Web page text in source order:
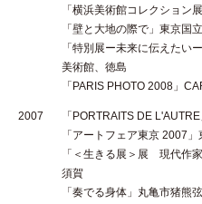
「横浜美術館コレクション
「壁と大地の際で」東京国
「特別展ー未来に伝えたい
美術館、徳島
「PARIS PHOTO 2008」
2007
「PORTRAITS DE
「アートフェア東京 2007
「＜生きる展＞展 現代作
須賀
「奏でる身体」丸亀市猪熊